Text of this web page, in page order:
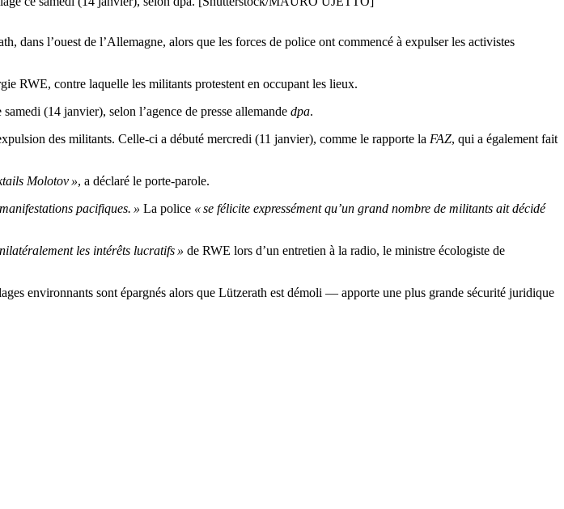
dans l’ouest de l’Allemagne, alors que les forces de police ont commencé à expulser les activistes
RWE, contre laquelle les militants protestent en occupant les lieux.
(14 janvier), selon l’agence de presse allemande dpa.
des militants. Celle-ci a débuté mercredi (11 janvier), comme le rapporte la FAZ, qui a également fait
Molotov », a déclaré le porte-parole.
pacifiques. » La police « se félicite expressément qu’un grand nombre de militants ait décidé
les intérêts lucratifs » de RWE lors d’un entretien à la radio, le ministre écologiste de
environnants sont épargnés alors que Lützerath est démoli — apporte une plus grande sécurité juridique